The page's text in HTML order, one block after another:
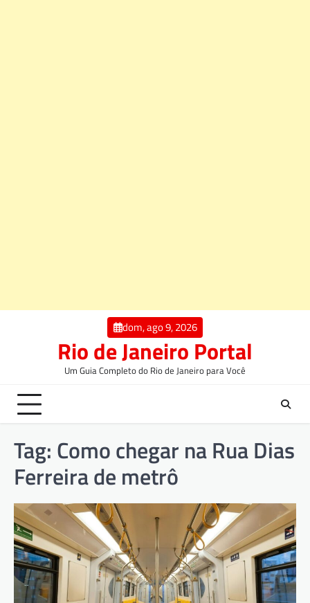
dom, ago 9, 2026
Rio de Janeiro Portal
Um Guia Completo do Rio de Janeiro para Você
Tag: Como chegar na Rua Dias
Ferreira de metrô